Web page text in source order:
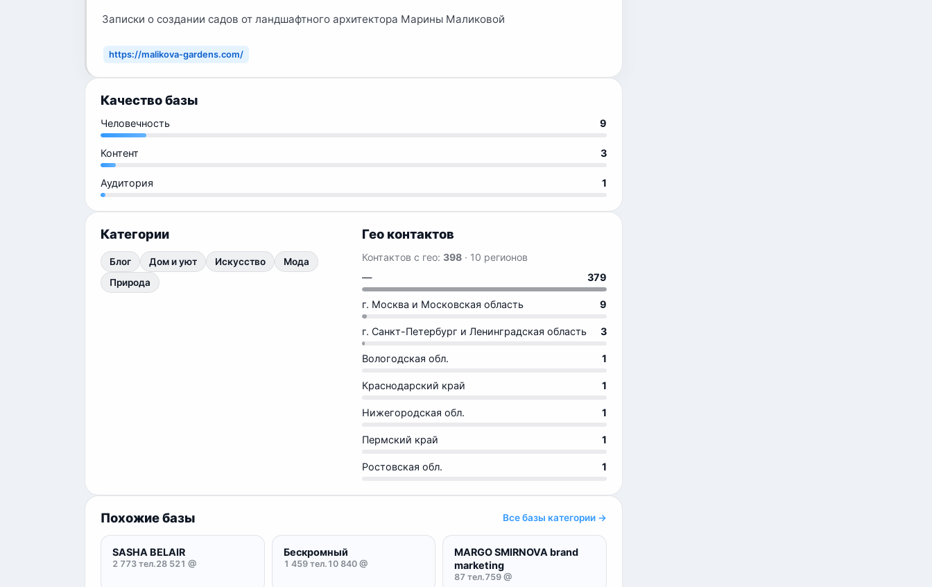
Записки о создании садов от ландшафтного архитектора Марины Маликовой
https://malikova-gardens.com/
Качество базы
Человечность 9
Контент 3
Аудитория 1
Категории
Блог Дом и уют Искусство
Мода
Природа
Гео контактов
Контактов с гео: 398 · 10 регионов
—
379
г. Москва и Московская область 9
г. Санкт-Петербург и Ленинградская область 3
Вологодская обл. 1
Краснодарский край 1
Нижегородская обл. 1
Пермский край 1
Ростовская обл. 1
Похожие базы Все базы категории →
SASHA BELAIR
2 773 тел.28 521 @
Бескромный
1 459 тел. 10 840 @
MARGO SMIRNOVA brand
marketing
87 тел.759 @